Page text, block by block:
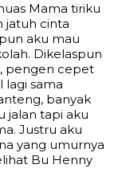
Mama tiriku
jatuh cinta
aku mau
Dikelaspun
pengen cepet
lagi sama
banyak
jalan tapi aku
Justru aku
yang umurnya
Bu Henny